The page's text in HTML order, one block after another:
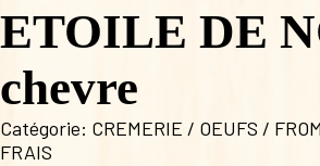
ETOILE DE
chevre
Catégorie: CREMERIE / OEUFS /
FRAIS